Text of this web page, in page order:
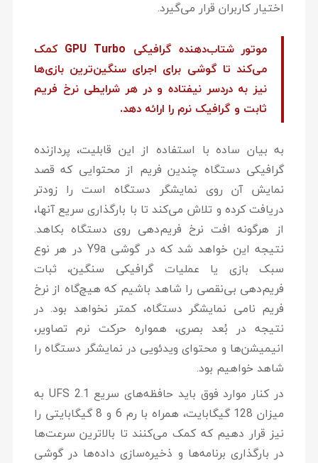
اختیار کاربران قرار می‌گیرد.
موتور شتاب‌دهنده گرافیکی GPU Turbo کمک
می‌کند تا گوشی برای اجرای سنگین‌ترین بازی‌ها
نیز به دردسر نیفتاده و در هر شرایطی نرخ فریم
ثابت و گرافیک نرم را ارائه دهد.
به بیان ساده با استفاده از این قابلیت، پردازنده
گرافیکی دستگاه چندین فریم از محتوایی که قصد
نمایش آن روی نمایشگر دستگاه است را زودتر
دریافت کرده و تلاش می‌کند تا با بارگذاری سریع آنها،
از هرگونه افت نرخ فریم‌دهی روی دستگاه بکاهد.
نتیجه این خواهد شد که در گوشی Y9a در هر نوع
سبک بازی یا عملیات گرافیکی سنگین، ثبات
فریم‌دهی بی‌‌نقصی را شاهد باشیم که هیچ‌گاه از نرخ
فریم نامی نمایشگر دستگاه، کمتر نخواهد بود. در
نتیجه در بُعد بصری، همواره حرکت نرم تصاویر،
انیمیشن‌ها و محتوای ویدئویی در نمایشگر دستگاه را
شاهد خواهیم بود.
در کنار موارد فوق باید حافظه‌های سریع UFS 2.1 به
میزان 128 گیگابایت، همراه با رم 6 و 8 گیگابایتی را
نیز قرار دهیم که کمک می‌کنند تا بالاترین سرعت‌ها
در بارگذاری برنامه‌ها و ذخیره‌سازی داده‌ها در گوشی